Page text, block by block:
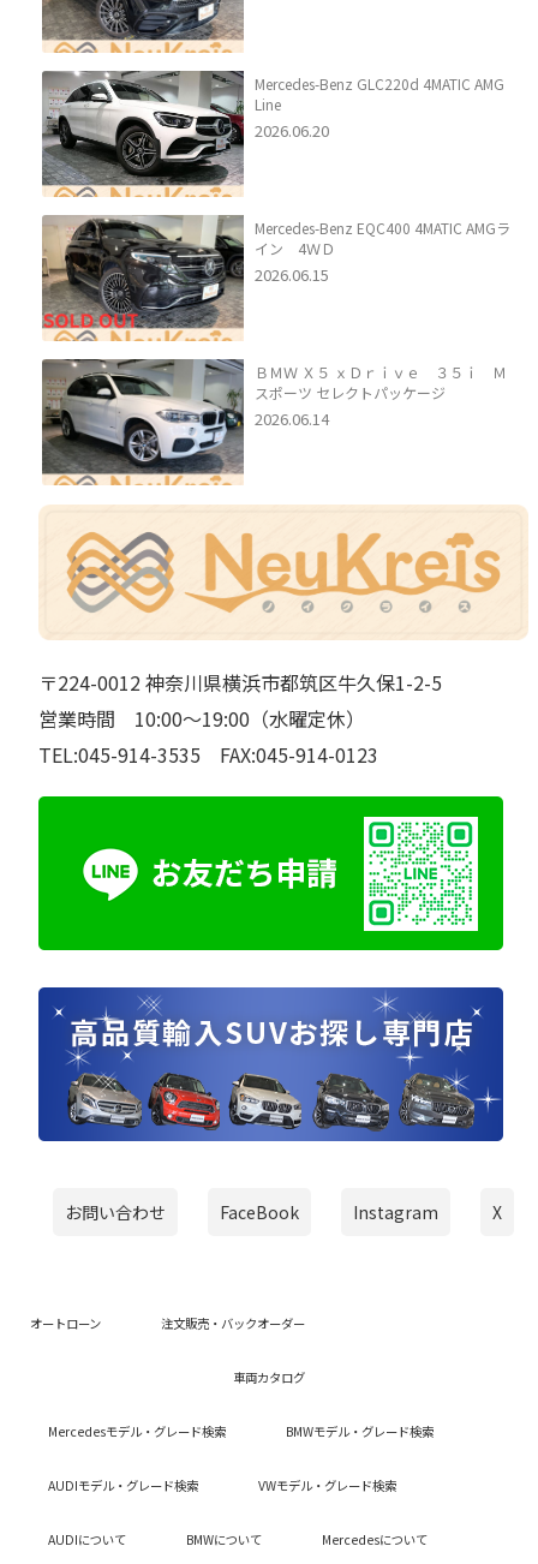
Mercedes-Benz GLC220d 4MATIC AMG
Line
2026.06.20
Mercedes-Benz EQC400 4MATIC AMGラ
イン 4ＷＤ
2026.06.15
ＢＭＷ Ｘ５ ｘＤｒｉｖｅ ３５ｉ Ｍ
スポーツ セレクトパッケージ
2026.06.14
〒224-0012 神奈川県横浜市都筑区牛久保1-2-5
営業時間 10:00～19:00（水曜定休）
TEL:045-914-3535 FAX:045-914-0123
お問い合わせ FaceBook Instagram X
オートローン 注文販売・バックオーダー
車両カタログ
Mercedesモデル・グレード検索 BMWモデル・グレード検索
AUDIモデル・グレード検索 VWモデル・グレード検索
AUDIについて BMWについて Mercedesについて